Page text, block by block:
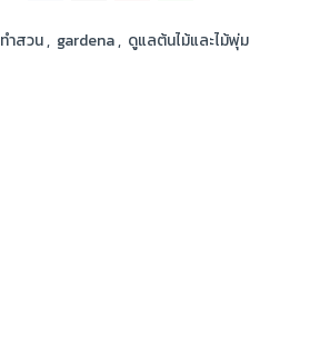
ำสวน, gardena, ดูแลต้นไม้และไม้พุ่ม